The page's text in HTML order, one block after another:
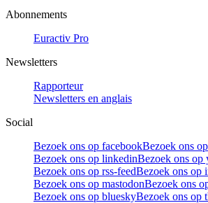
Abonnements
Euractiv Pro
Newsletters
Rapporteur
Newsletters en anglais
Social
Bezoek ons op facebookBezoek ons
Bezoek ons op linkedinBezoek ons op
Bezoek ons op rss-feedBezoek ons op
Bezoek ons op mastodonBezoek ons
Bezoek ons op blueskyBezoek ons op